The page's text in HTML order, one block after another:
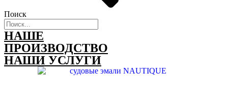
Поиск
НАШЕ
ПРОИЗВОДСТВО
НАШИ УСЛУГИ